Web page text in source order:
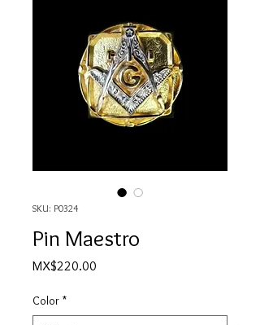
SKU: P0324
Pin Maestro
MX$220.00
Color *